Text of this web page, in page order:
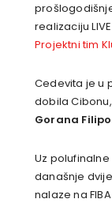
realizaciju
Projektni tim
Cedevita je u
dobila
Gorana
Uz
današnje
nalaze na